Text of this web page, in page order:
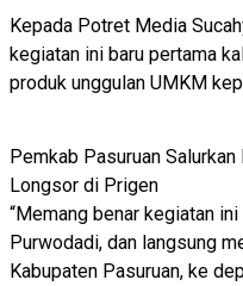
Kepada Potret Media
kegiatan ini baru pertama
produk unggulan UMKM
Pemkab Pasuruan Salurkan
Longsor di Prigen
“Memang benar kegiatan
Purwodadi, dan langsung
Kabupaten Pasuruan, ke